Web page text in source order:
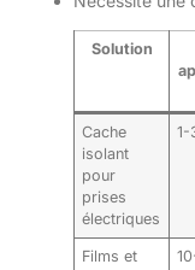
Solution
Cache
isolant
pour
prises
électriques
1-
Films et